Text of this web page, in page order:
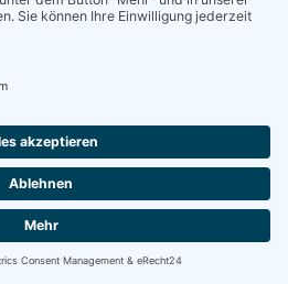
schließlich im Februar 2009 mit
regionalen
Soljanka und Hühnerfrikassee
Unternehmen bereits eine gute
So ist man mit Recht heute
wie EDEKA, Metro
"Made in Altmark" über